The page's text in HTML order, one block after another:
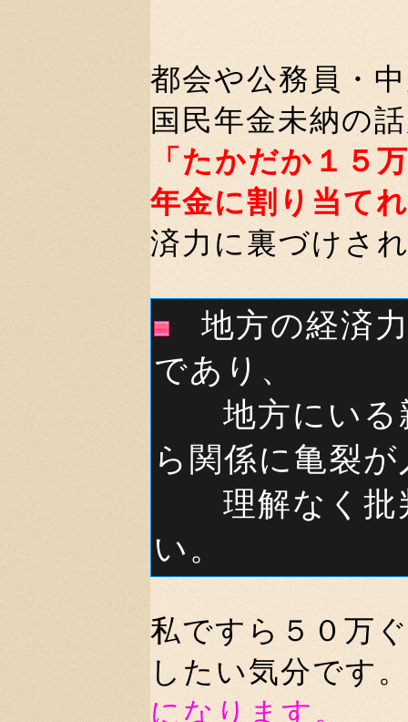
都会や公務員・
国民年金未納の
「たかだか１５
年金に割り当て
済力に裏づけさ
地方の経済
であり、
地方にいる
ら関係に亀裂
理解なく批
い。
私ですら５０万
したい気分です
になります。